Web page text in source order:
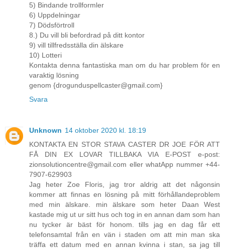
5) Bindande trollformler
6) Uppdelningar
7) Dödsförtroll
8.) Du vill bli befordrad på ditt kontor
9) vill tillfredsställa din älskare
10) Lotteri
Kontakta denna fantastiska man om du har problem för en
varaktig lösning
genom {drogunduspellcaster@gmail.com}
Svara
Unknown 14 oktober 2020 kl. 18:19
KONTAKTA EN STOR STAVA CASTER DR JOE FÖR ATT
FÅ DIN EX LOVAR TILLBAKA VIA E-POST e-post:
zionsolutioncentre@gmail.com eller whatApp nummer +44-
7907-629903
Jag heter Zoe Floris, jag tror aldrig att det någonsin
kommer att finnas en lösning på mitt förhållandeproblem
med min älskare. min älskare som heter Daan West
kastade mig ut ur sitt hus och tog in en annan dam som han
nu tycker är bäst för honom. tills jag en dag får ett
telefonsamtal från en vän i staden om att min man ska
träffa ett datum med en annan kvinna i stan, sa jag till